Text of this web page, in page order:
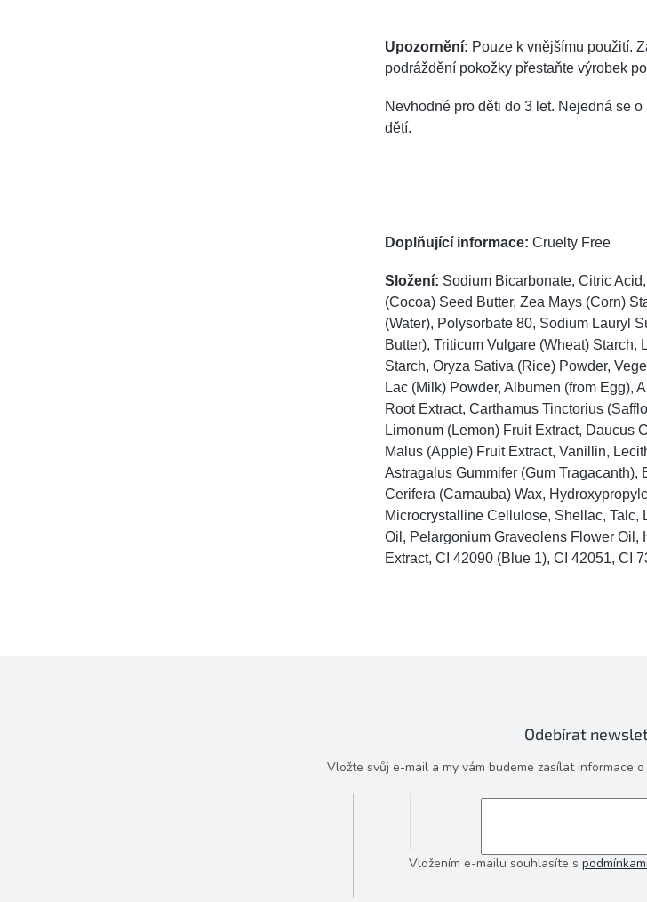
Upozornění: Pouze k vnějšímu použití.
podráždění pokožky přestaňte výrobek
Nevhodné pro děti do 3 let. Nejedná se
dětí.
Doplňující informace: Cruelty Free
Složení: Sodium Bicarbonate, Citric
(Cocoa) Seed Butter, Zea Mays (Corn)
(Water), Polysorbate 80, Sodium Lauryl
Butter), Triticum Vulgare (Wheat) Starch,
Starch, Oryza Sativa (Rice) Powder,
Lac (Milk) Powder, Albumen (from Egg),
Root Extract, Carthamus Tinctorius
Limonum (Lemon) Fruit Extract, Daucus
Malus (Apple) Fruit Extract, Vanillin,
Astragalus Gummifer (Gum
Cerifera (Carnauba) Wax,
Microcrystalline Cellulose, Shellac,
Oil, Pelargonium Graveolens Flower Oil,
Extract, CI 42090 (Blue 1), CI 42051, CI
Odebírat
Vložte svůj e-mail a my vám budeme zasílat informace
Vložením e-mailu souhlasíte s